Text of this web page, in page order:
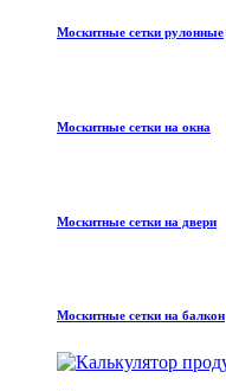
Москитные сетки рулонные
Москитные сетки на окна
Москитные сетки на двери
Москитные сетки на балкон